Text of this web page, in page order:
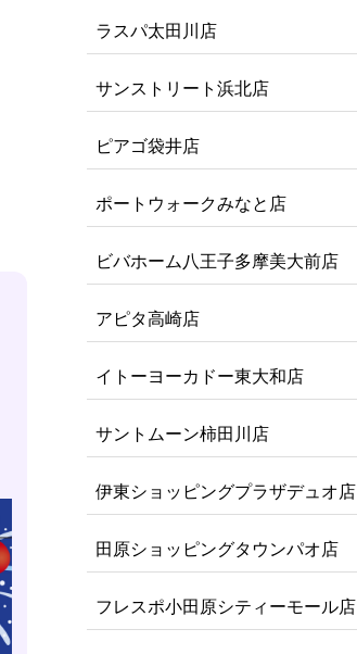
ラスパ太田川店
サンストリート浜北店
ピアゴ袋井店
ポートウォークみなと店
ビバホーム八王子多摩美大前店
アピタ高崎店
イトーヨーカドー東大和店
サントムーン柿田川店
伊東ショッピングプラザデュオ店
田原ショッピングタウンパオ店
フレスポ小田原シティーモール店